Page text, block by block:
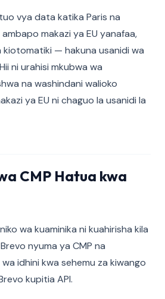
vya data katika Paris na
makazi ya EU yanafaa,
kiotomatiki — hakuna usanidi wa
ni urahisi mkubwa wa
na washindani walioko
ya EU ni chaguo la usanidi la
CMP Hatua kwa
wa kuaminika ni kuahirisha kila
nyuma ya CMP na
idhini kwa sehemu za kiwango
kupitia API.